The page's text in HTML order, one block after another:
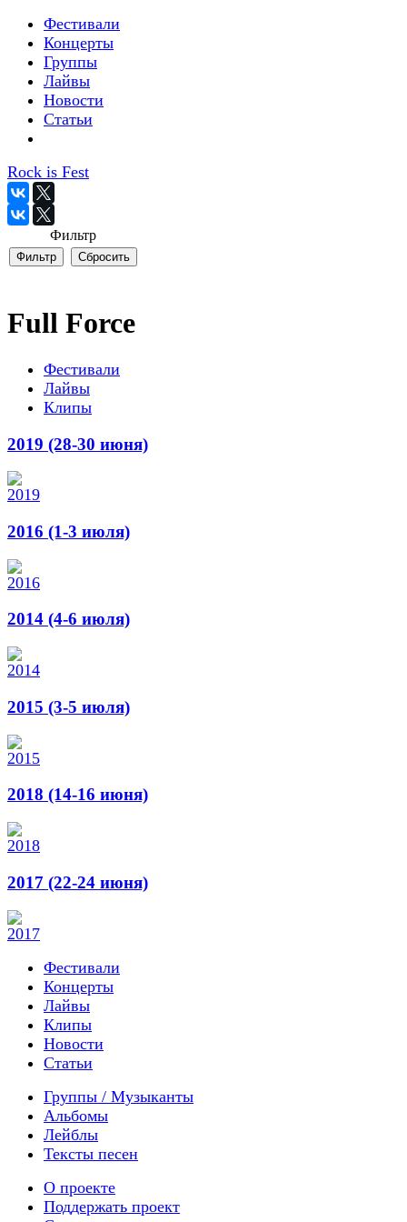
Фестивали
Концерты
Группы
Лайвы
Новости
Статьи
Rock is Fest
Фильтр
Full Force
Фестивали
Лайвы
Клипы
2019 (28-30 июня)
2016 (1-3 июля)
2014 (4-6 июля)
2015 (3-5 июля)
2018 (14-16 июня)
2017 (22-24 июня)
Фестивали
Концерты
Лайвы
Клипы
Новости
Статьи
Группы / Музыканты
Альбомы
Лейблы
Тексты песен
О проекте
Поддержать проект